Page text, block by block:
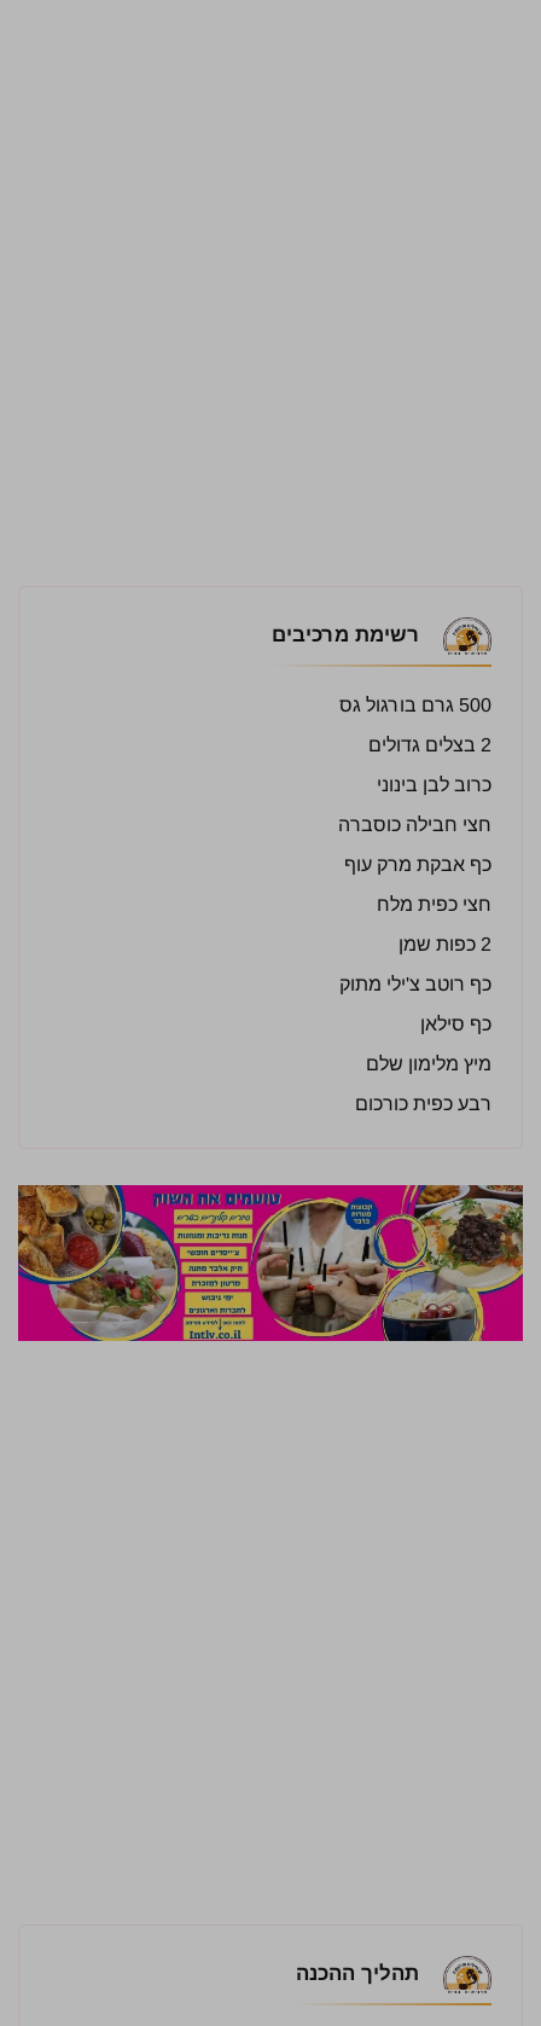
רשימת מרכיבים
500 גרם בורגול גס
2 בצלים גדולים
כרוב לבן בינוני
חצי חבילה כוסברה
כף אבקת מרק עוף
חצי כפית מלח
2 כפות שמן
כף רוטב צ'ילי מתוק
כף סילאן
מיץ מלימון שלם
רבע כפית כורכום
תהליך ההכנה